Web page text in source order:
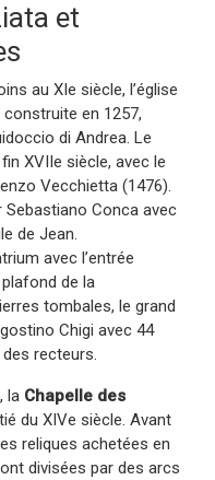
et
au XIe siècle, l’église
en 1257,
di Andrea. Le
XVIIe siècle, avec le
Vecchietta (1476).
Sebastiano Conca avec
de Jean.
avec l’entrée
plafond de la
tombales, le grand
Chigi avec 44
recteurs.
la Chapelle des
du XIVe siècle. Avant
reliques achetées en
divisées par des arcs